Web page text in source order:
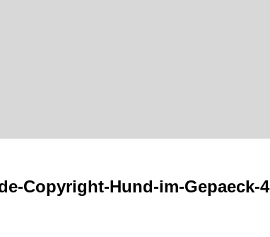
Copyright-Hund-im-Gepaeck-4